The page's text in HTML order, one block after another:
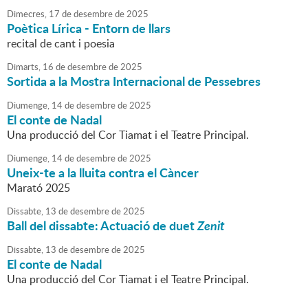
Dimecres, 17 dedesembrede2025
Poètica Lírica - Entorn de llars
recital de cant i poesia
Dimarts, 16 dedesembrede2025
Sortida a la Mostra Internacional de Pessebres
Diumenge, 14dedesembrede2025
El conte de Nadal
Una producció del Cor Tiamat i el Teatre Principal.
Diumenge, 14dedesembrede2025
Uneix-te a la lluita contra el Càncer
Marató 2025
Dissabte, 13 dedesembrede2025
Ball del dissabte: Actuació de duetZenit
Dissabte, 13 dedesembrede2025
El conte de Nadal
Una producció del Cor Tiamat i el Teatre Principal.